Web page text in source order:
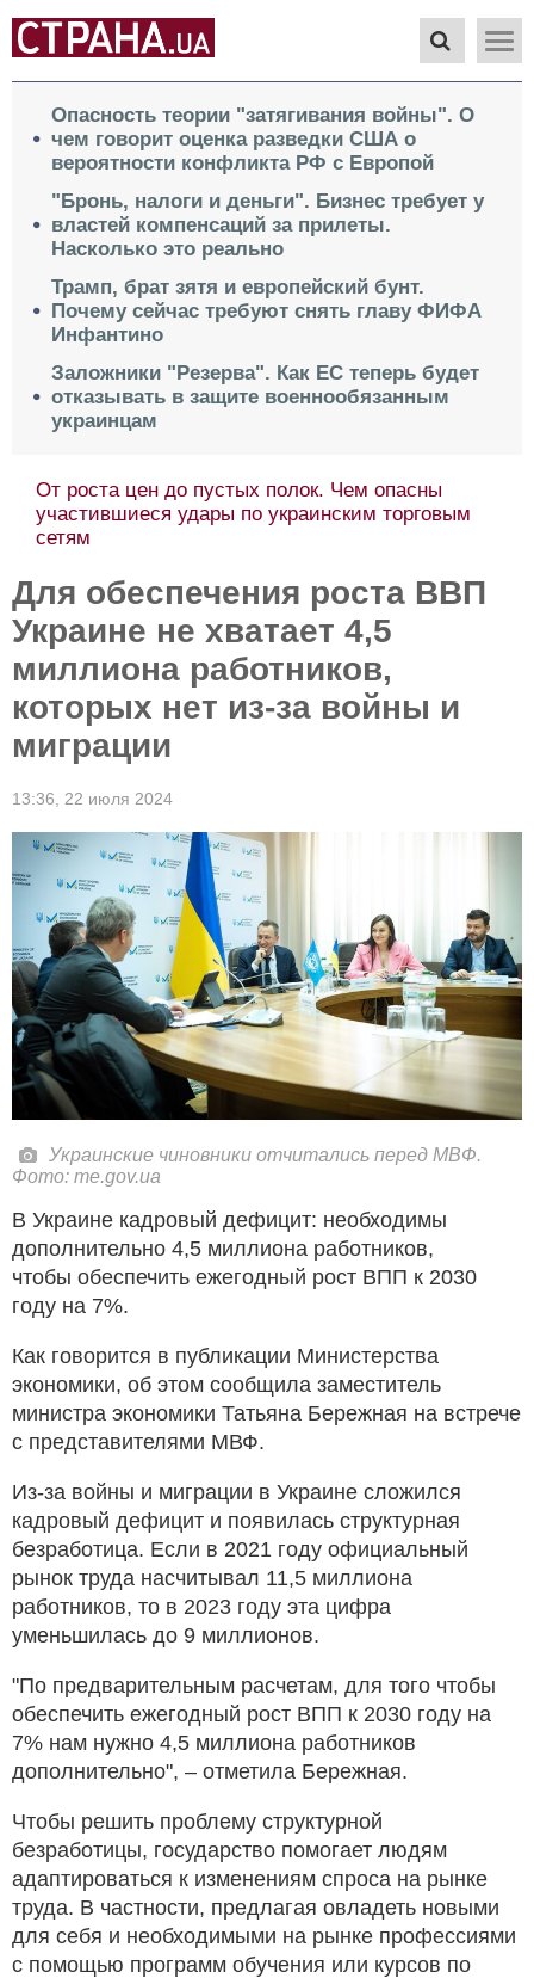
Опасность теории "затягивания войны". О
чем говорит оценка разведки США о
вероятности конфликта РФ с Европой
"Бронь, налоги и деньги". Бизнес требует у
властей компенсаций за прилеты.
Насколько это реально
Трамп, брат зятя и европейский бунт.
Почему сейчас требуют снять главу ФИФА
Инфантино
Заложники "Резерва". Как ЕС теперь будет
отказывать в защите военнообязанным
украинцам
От роста цен до пустых полок. Чем опасны
участившиеся удары по украинским торговым
сетям
Для обеспечения роста ВВП
Украине не хватает 4,5
миллиона работников,
которых нет из-за войны и
миграции
13:36, 22 июля 2024
Украинские чиновники отчитались перед МВФ.
Фото: me.gov.ua
В Украине кадровый дефицит: необходимы
дополнительно 4,5 миллиона работников,
чтобы обеспечить ежегодный рост ВПП к 2030
году на 7%.
Как говорится в публикации Министерства
экономики, об этом сообщила заместитель
министра экономики Татьяна Бережная на встрече
с представителями МВФ.
Из-за войны и миграции в Украине сложился
кадровый дефицит и появилась структурная
безработица. Если в 2021 году официальный
рынок труда насчитывал 11,5 миллиона
работников, то в 2023 году эта цифра
уменьшилась до 9 миллионов.
"По предварительным расчетам, для того чтобы
обеспечить ежегодный рост ВПП к 2030 году на
7% нам нужно 4,5 миллиона работников
дополнительно", – отметила Бережная.
Чтобы решить проблему структурной
безработицы, государство помогает людям
адаптироваться к изменениям спроса на рынке
труда. В частности, предлагая овладеть новыми
для себя и необходимыми на рынке профессиями
с помощью программ обучения или курсов по